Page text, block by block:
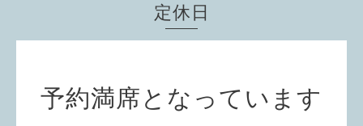
定休日
予約満席となっています